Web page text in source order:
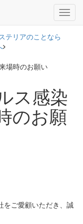
テリアのことなら
場時のお願い
ス感染
のお願
をご愛顧いただき、誠